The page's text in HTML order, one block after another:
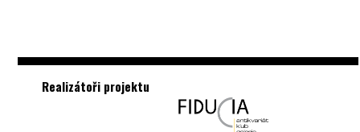
Realizátoři projektu